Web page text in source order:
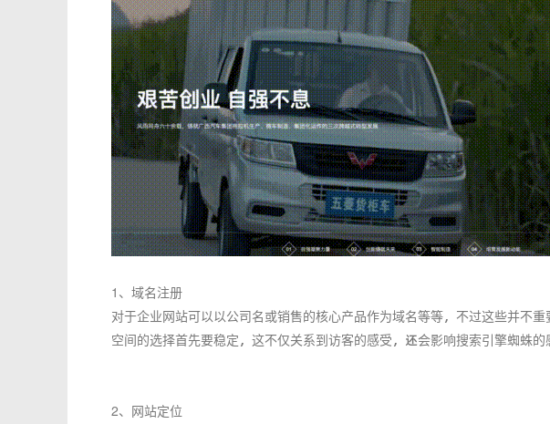
1、域名注册
对于企业网站可以以公司名或销售的核心产品作为域名等等，不过这些并不
空间的选择首先要稳定，这不仅关系到访客的感受，还会影响搜索引擎蜘蛛的
2、网站定位